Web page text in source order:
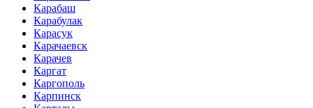
Карабаш
Карабулак
Карасук
Карачаевск
Карачев
Каргат
Каргополь
Карпинск